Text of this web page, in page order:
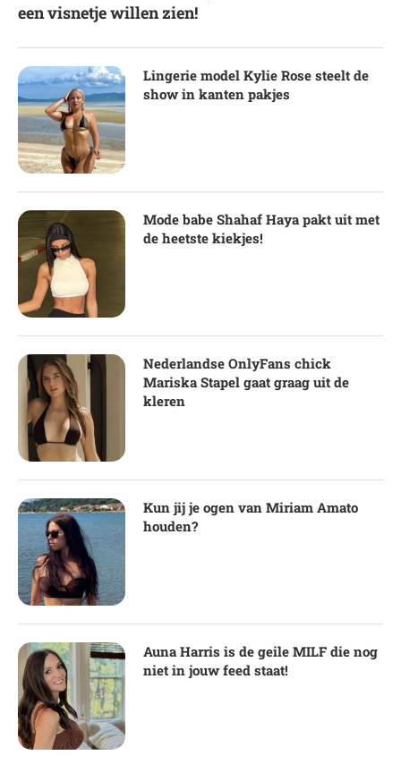
een visnetje willen zien!
Lingerie model Kylie Rose steelt de
show in kanten pakjes
Mode babe Shahaf Haya pakt uit met
de heetste kiekjes!
Nederlandse OnlyFans chick
Mariska Stapel gaat graag uit de
kleren
Kun jij je ogen van Miriam Amato
houden?
Auna Harris is de geile MILF die nog
niet in jouw feed staat!